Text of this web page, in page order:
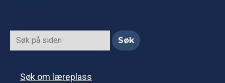
Søk om læreplass